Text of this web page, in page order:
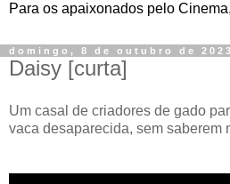
Para os apaixonados pelo
domingo, 8 de outubro de 2023
Daisy [curta]
Um casal de criadores de gado
vaca desaparecida, sem saberem